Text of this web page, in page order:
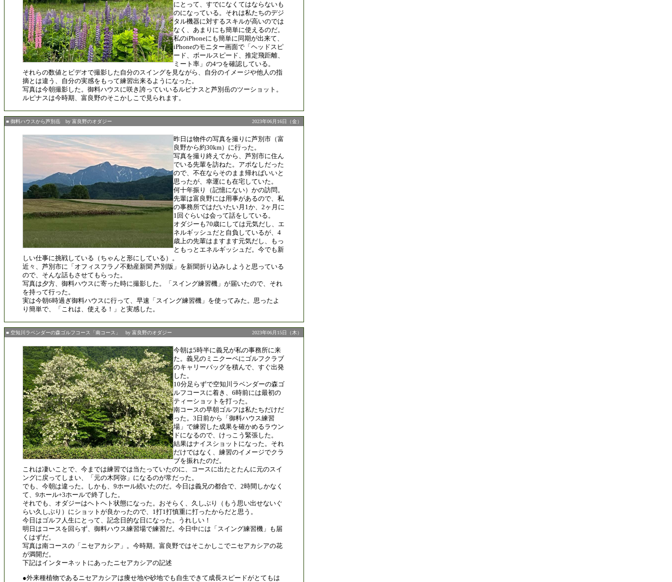
にとって、すでになくてはならないも
のになっている。それは私たちのデジ
タル機器に対するスキルが高いのでは
なく、あまりにも簡単に使えるのだ。
私のiPhoneにも簡単に同期が出来て、
iPhoneのモニター画面で「ヘッドスピ
ード、ボールスピード、推定飛距離、
ミート率」の4つを確認している。
それらの数値とビデオで撮影した自分のスイングを見ながら、自分のイメージや他人の指
摘とは違う、自分の実感をもって練習出来るようになった。
写真は今朝撮影した。御料ハウスに咲き誇っていいるルピナスと芦別岳のツーショット。
ルピナスは今時期、富良野のそこかしこで見られます。
■ 御料ハウスから芦別岳 by 富良野のオダジー 2023年06月16日（金）
昨日は物件の写真を撮りに芦別市（富
良野から約30km）に行った。
写真を撮り終えてから、芦別市に住ん
でいる先輩を訪ねた。アポなしだった
ので、不在ならそのまま帰ればいいと
思ったが、幸運にも在宅していた。
何十年振り（記憶にない）かの訪問。
先輩は富良野には用事があるので、私
の事務所ではだいたい月1か、2ヶ月に
1回ぐらいは会って話をしている。
オダジーも70歳にしては元気だし、エ
ネルギッシュだと自負しているが、4
歳上の先輩はますます元気だし、もっ
ともっとエネルギッシュだ。今でも新
しい仕事に挑戦している（ちゃんと形にしている）。
近々、芦別市に「オフィスフラノ不動産新聞 芦別版」を新聞折り込みしようと思っている
ので、そんな話もさせてもらった。
写真は夕方、御料ハウスに寄った時に撮影した。「スイング練習機」が届いたので、それ
を持って行った。
実は今朝6時過ぎ御料ハウスに行って、早速「スイング練習機」を使ってみた。思ったよ
り簡単で、「これは、使える！」と実感した。
■ 空知川ラベンダーの森ゴルフコース「南コース」 by 富良野のオダジー 2023年06月15日（木）
今朝は5時半に義兄が私の事務所に来
た。義兄のミニクーペにゴルフクラブ
のキャリーバッグを積んで、すぐ出発
した。
10分足らずで空知川ラベンダーの森ゴ
ルフコースに着き、6時前には最初の
ティーショットを打った。
南コースの早朝ゴルフは私たちだけだ
った。3日前から「御料ハウス練習
場」で練習した成果を確かめるラウン
ドになるので、けっこう緊張した。
結果はナイスショットになった。それ
だけではなく、練習のイメージでクラ
ブを振れたのだ。
これは凄いことで、今までは練習では当たっていたのに、コースに出たとたんに元のスイ
ングに戻ってしまい、「元の木阿弥」になるのが常だった。
でも、今朝は違った。しかも、9ホール続いたのだ。今日は義兄の都合で、2時間しかなく
て、9ホール+3ホールで終了した。
それでも、オダジーはヘトヘト状態になった。おそらく、久しぶり（もう思い出せないぐ
らい久しぶり）にショットが良かったので、1打1打慎重に打ったからだと思う。
今日はゴルフ人生にとって、記念日的な日になった。うれしい！
明日はコースを回らず、御料ハウス練習場で練習だ。今日中には「スイング練習機」も届
くはずだ。
写真は南コースの「ニセアカシア」。今時期。富良野ではそこかしこでニセアカシアの花
が満開だ。
下記はインターネットにあったニセアカシアの記述
●外来種植物であるニセアカシアは痩せ地や砂地でも自生できて成長スピードがとてもは